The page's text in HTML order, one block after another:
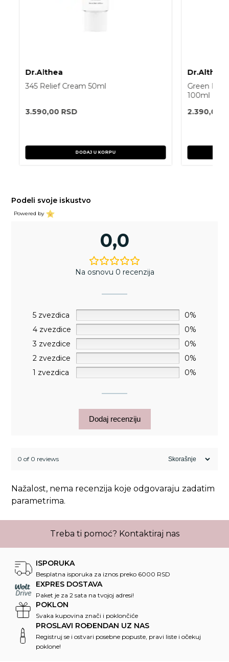
Dr.Althea
345 Relief Cream 50ml
3.590,00 RSD
DODAJ U KORPU
Dr.Althea
Green
100ml
2.390,00
Podeli svoje iskustvo
Powered by
0,0
Na osnovu 0 recenzija
5 zvezdica
0%
4 zvezdice
0%
3 zvezdice
0%
2 zvezdice
0%
1 zvezdica
0%
Dodaj recenziju
0 of 0 reviews
Nažalost, nema recenzija koje odgovaraju zadatim
parametrima.
Treba ti pomoć? Kontaktiraj nas
ISPORUKA
Besplatna isporuka za iznos preko 6000 RSD
EXPRES DOSTAVA
Paket je za 2 sata na tvojoj adresi!
POKLON
Svaka kupovina znači i poklončiće
PROSLAVI ROĐENDAN UZ NAS
Registruj se i ostvari posebne popuste, pravi liste i očekuj
poklone!